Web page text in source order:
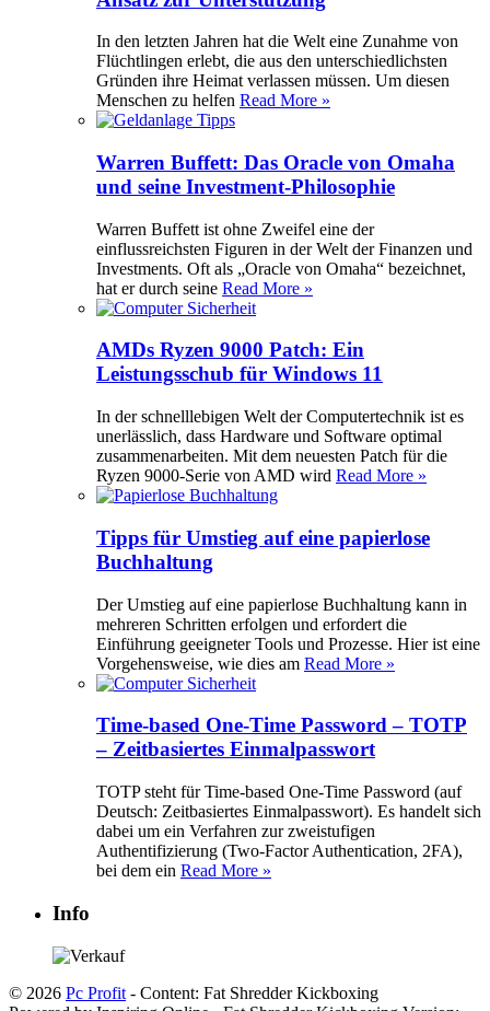
In den letzten Jahren hat die Welt eine Zunahme von
Flüchtlingen erlebt, die aus den unterschiedlichsten
Gründen ihre Heimat verlassen müssen. Um diesen
Menschen zu helfen Read More »
Warren Buffett: Das Oracle von Omaha
und seine Investment-Philosophie
Warren Buffett ist ohne Zweifel eine der
einflussreichsten Figuren in der Welt der Finanzen und
Investments. Oft als „Oracle von Omaha“ bezeichnet,
hat er durch seine Read More »
AMDs Ryzen 9000 Patch: Ein
Leistungsschub für Windows 11
In der schnelllebigen Welt der Computertechnik ist es
unerlässlich, dass Hardware und Software optimal
zusammenarbeiten. Mit dem neuesten Patch für die
Ryzen 9000-Serie von AMD wird Read More »
Tipps für Umstieg auf eine papierlose
Buchhaltung
Der Umstieg auf eine papierlose Buchhaltung kann in
mehreren Schritten erfolgen und erfordert die
Einführung geeigneter Tools und Prozesse. Hier ist eine
Vorgehensweise, wie dies am Read More »
Time-based One-Time Password – TOTP
– Zeitbasiertes Einmalpasswort
TOTP steht für Time-based One-Time Password (auf
Deutsch: Zeitbasiertes Einmalpasswort). Es handelt sich
dabei um ein Verfahren zur zweistufigen
Authentifizierung (Two-Factor Authentication, 2FA),
bei dem ein Read More »
Info
© 2026 Pc Profit - Content: Fat Shredder Kickboxing